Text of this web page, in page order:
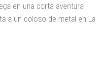
en una corta aventura
a un coloso de metal en La